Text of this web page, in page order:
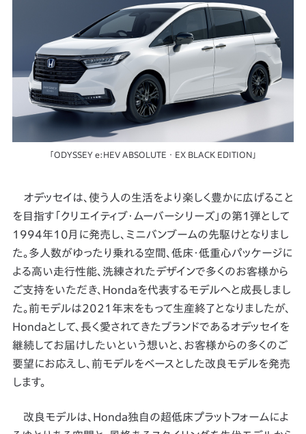
「ODYSSEY e:HEV ABSOLUTE・EX BLACK EDITION」
オデッセイは、使う人の生活をより楽しく豊かに広げること
を目指す「クリエイティブ・ムーバーシリーズ」の第1弾として
1994年10月に発売し、ミニバンブームの先駆けとなりまし
た。多人数がゆったり乗れる空間、低床・低重心パッケージに
よる高い走行性能、洗練されたデザインで多くのお客様から
ご支持をいただき、Hondaを代表するモデルへと成長しまし
た。前モデルは2021年末をもって生産終了となりましたが、
Hondaとして、長く愛されてきたブランドであるオデッセイを
継続してお届けしたいという想いと、お客様からの多くのご
要望にお応えし、前モデルをベースとした改良モデルを発売
します。
改良モデルは、Honda独自の超低床プラットフォームによ